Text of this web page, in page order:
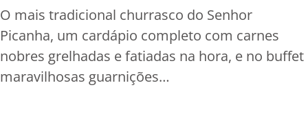
O mais tradicional churrasco do Senhor
Picanha, um cardápio completo com carnes
nobres grelhadas e fatiadas na hora, e no buffet
maravilhosas guarnições…